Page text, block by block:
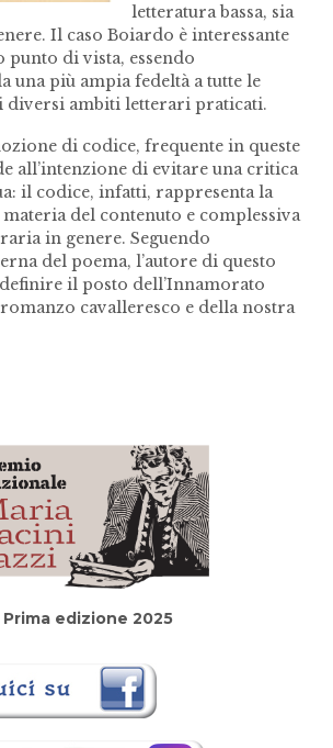
letteratura bassa, sia
Il caso Boiardo è interessante
punto di vista, essendo
una più ampia fedeltà a tutte le
diversi ambiti letterari praticati.
di codice, frequente in queste
all’intenzione di evitare una critica
il codice, infatti, rappresenta la
del contenuto e complessiva
in genere. Seguendo
del poema, l’autore di questo
il posto dell’Innamorato
cavalleresco e della nostra
Prima edizione 2025